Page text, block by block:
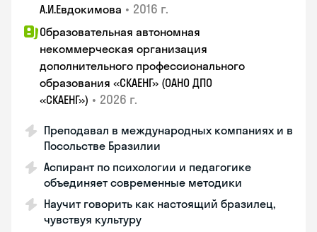
А.И.Евдокимова • 2016 г.
Образовательная автономная
некоммерческая организация
дополнительного профессионального
образования «СКАЕНГ» (ОАНО ДПО
«СКАЕНГ») • 2026 г.
Преподавал в международных компаниях и в
Посольстве Бразилии
Аспирант по психологии и педагогике
объединяет современные методики
Научит говорить как настоящий бразилец,
чувствуя культуру